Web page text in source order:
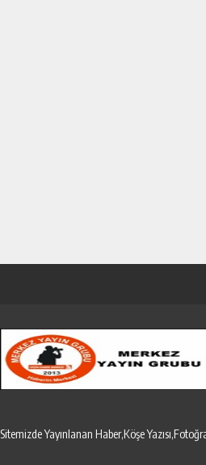
Sitemizde Yayınlanan Haber,Köşe